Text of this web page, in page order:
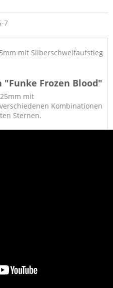
7
mit Silberschweifaufstieg
Frozen Blood"
mit
Kombinationen
Sternen.